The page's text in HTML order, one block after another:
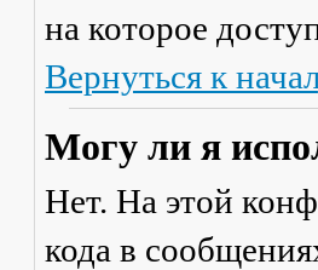
на которое
Вернуться к
Могу ли я
Нет. На этой
кода в